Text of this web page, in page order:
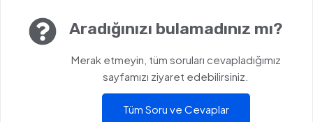
Aradığınızı bulamadınız mı?
Merak etmeyin, tüm soruları cevapladığımız
sayfamızı ziyaret edebilirsiniz.
Tüm Soru ve Cevaplar